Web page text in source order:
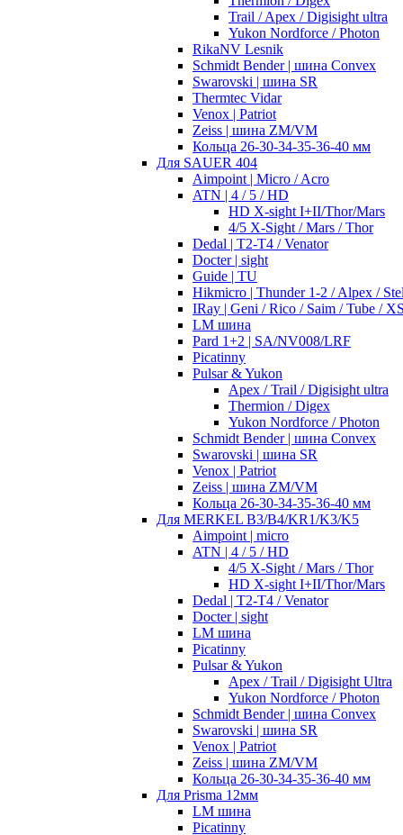
Trail / Apex / Digisight ultra
Yukon Nordforce / Photon
RikaNV Lesnik
Schmidt Bender | шина Convex
Swarovski | шина SR
Thermtec Vidar
Venox | Patriot
Zeiss | шина ZM/VM
Кольца 26-30-34-35-36-40 мм
Для SAUER 404
Aimpoint | Micro / Acro
ATN | 4 / 5 / HD
HD X-sight I+II/Thor/Mars
4/5 X-Sight / Mars / Thor
Dedal | T2-T4 / Venator
Docter | sight
Guide | TU
Hikmicro | Thunder 1-2 / Alpex /
IRay | Geni / Rico / Saim / Tube /
LM шина
Pard 1+2 | SA/NV008/LRF
Picatinny
Pulsar & Yukon
Apex / Trail / Digisight ultra
Thermion / Digex
Yukon Nordforce / Photon
Schmidt Bender | шина Convex
Swarovski | шина SR
Venox | Patriot
Zeiss | шина ZM/VM
Кольца 26-30-34-35-36-40 мм
Для MERKEL B3/B4/KR1/K3/K5
Aimpoint | micro
ATN | 4 / 5 / HD
4/5 X-Sight / Mars / Thor
HD X-sight I+II/Thor/Mars
Dedal | T2-T4 / Venator
Docter | sight
LM шина
Picatinny
Pulsar & Yukon
Apex / Trail / Digisight Ultra
Yukon Nordforce / Photon
Schmidt Bender | шина Convex
Swarovski | шина SR
Venox | Patriot
Zeiss | шина ZM/VM
Кольца 26-30-34-35-36-40 мм
Для Prisma 12мм
LM шина
Picatinny